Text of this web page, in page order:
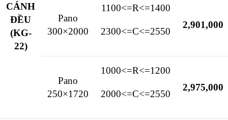
CÁNH
ĐỀU
(KG-
22)
Pano
300×2000
1100<=R<=1400
2300<=C<=2550
2,901,000
Pano
250×1720
1000<=R<=1200
2000<=C<=2550
2,975,000